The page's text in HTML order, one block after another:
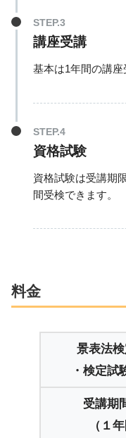
講座受講
基本は1年間の講座
資格試験
資格試験は受講期
間受検できます。
料金
景表法
・検定試
受講期
（１年